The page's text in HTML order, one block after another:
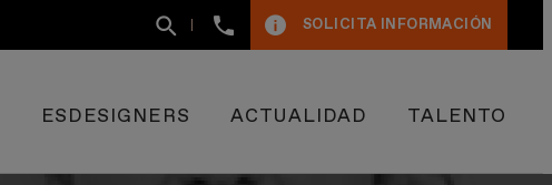
+34
93
SOLICITA INFORMACIÓN
ESDESIGNERS ACTUALIDAD TALENTO